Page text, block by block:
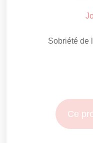
Sobriété de
Ce